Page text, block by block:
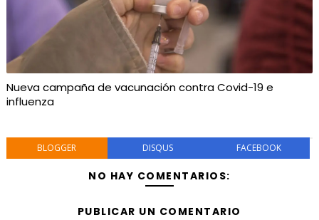
Nueva campaña de vacunación contra Covid-19 e
influenza
BLOGGER DISQUS FACEBOOK
NO HAY COMENTARIOS:
PUBLICAR UN COMENTARIO